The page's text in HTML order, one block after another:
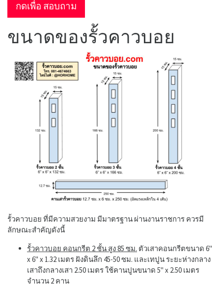
กดเพื่อ สอบถาม
ขนาดของรั้วคาวบอย
รั้วคาวบอย ที่มีความสวยงาม มีมาตรฐาน ผ่านงานราชการ ควรมี
ลักษณะสำคัญดังนี้
รั้วคาวบอย คอนกรีต 2 ชั้น สูง 85 ซม. ตัวเสาคอนกรีตขนาด 6"
x 6" x 1.32 เมตร ฝังดินลึก 45-50 ซม. และเทปูน ระยะห่างกลาง
เสาถึงกลางเสา 2.50 เมตร ใช้คานปูนขนาด 5" x 2.50 เมตร
จำนวน 2 คาน